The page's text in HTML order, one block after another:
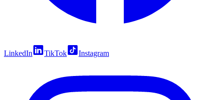
LinkedIn TikTok Instagram